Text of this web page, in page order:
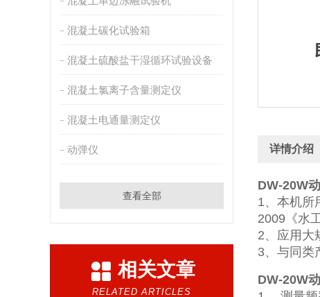
混凝土碳化试验箱
混凝土硫酸盐干湿循环试验设备
混凝土氯离子含量测定仪
混凝土电通量测定仪
动弹仪
查看全部
相关文章
RELATED ARTICLES
详情介绍
DW-20W
1、本机所
2009《水
2、应用大
3、与同类
DW-20W